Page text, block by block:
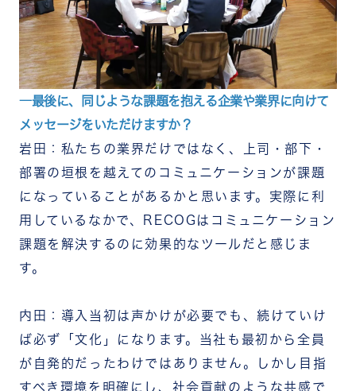
―最後に、同じような課題を抱える企業や業界に向けて
メッセージをいただけますか？
岩田：私たちの業界だけではなく、上司・部下・
部署の垣根を越えてのコミュニケーションが課題
になっていることがあるかと思います。実際に利
用しているなかで、RECOGはコミュニケーション
課題を解決するのに効果的なツールだと感じま
す。
内田：導入当初は声かけが必要でも、続けていけ
ば必ず「文化」になります。当社も最初から全員
が自発的だったわけではありません。しかし目指
すべき環境を明確にし、社会貢献のような共感で